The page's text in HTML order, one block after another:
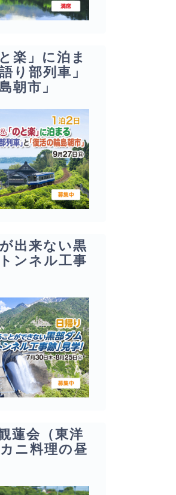
楽」に泊ま
り部列車」
朝市」
出来ない黒
ンネル工事
蓮会（東洋
ニ料理の昼